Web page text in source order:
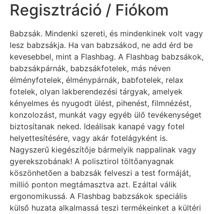
Regisztráció / Fiókom
Babzsák. Mindenki szereti, és mindenkinek volt vagy
lesz babzsákja. Ha van babzsákod, ne add érd be
kevesebbel, mint a Flashbag. A Flashbag babzsákok,
babzsákpárnák, babzsákfotelek, más néven
élményfotelek, élménypárnák, babfotelek, relax
fotelek, olyan lakberendezési tárgyak, amelyek
kényelmes és nyugodt ülést, pihenést, filmnézést,
konzolozást, munkát vagy egyéb ülő tevékenységet
biztosítanak neked. Ideálisak kanapé vagy fotel
helyettesítésére, vagy akár fotelágyként is.
Nagyszerű kiegészítője bármelyik nappalinak vagy
gyerekszobának! A polisztirol töltőanyagnak
köszönhetően a babzsák felveszi a test formáját,
millió ponton megtámasztva azt. Ezáltal válik
ergonomikussá. A Flashbag babzsákok speciális
külső huzata alkalmassá teszi termékeinket a kültéri